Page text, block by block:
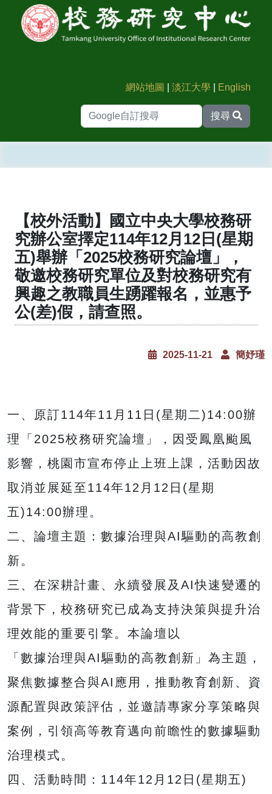
網站地圖 |淡江大學 English
搜尋
【校外活動】國立中央大學校務研
究辦公室擇定114年12月12日(星期
五)舉辦「2025校務研究論壇」，
敬邀校務研究單位及對校務研究有
興趣之教職員生踴躍報名，並惠予
公(差)假，請查照。
2025-11-21 簡妤瑾
一、原訂114年11月11日(星期二)14:00辦
理「2025校務研究論壇」，因受鳳凰颱風
影響，桃園市宣布停止上班上課，活動因故
取消並展延至114年12月12日(星期
五)14:00辦理。
二、論壇主題：數據治理與AI驅動的高教創
新。
三、在深耕計畫、永續發展及AI快速變遷的
背景下，校務研究已成為支持決策與提升治
理效能的重要引擎。本論壇以
「數據治理與AI驅動的高教創新」為主題，
聚焦數據整合與AI應用，推動教育創新、資
源配置與政策評估，並邀請專家分享策略與
案例，引領高等教育邁向前瞻性的數據驅動
治理模式。
四、活動時間：114年12月12日(星期五)